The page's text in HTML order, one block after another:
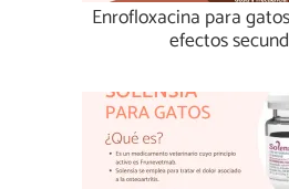
Enrofloxacina para
efectos